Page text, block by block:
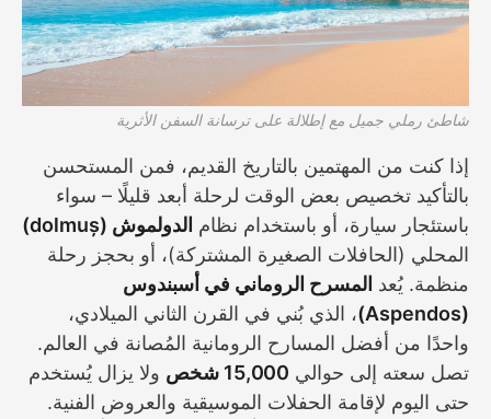
شاطئ رملي جميل مع إطلالة على ترسانة السفن الأثرية
إذا كنت من المهتمين بالتاريخ القديم، فمن المستحسن
بالتأكيد تخصيص بعض الوقت لرحلة أبعد قليلًا – سواء
باستئجار سيارة، أو باستخدام نظام الدولموش (dolmuș)
المحلي (الحافلات الصغيرة المشتركة)، أو بحجز رحلة
منظمة. يُعد المسرح الروماني في أسبندوس
(Aspendos)
، الذي بُني في القرن الثاني الميلادي،
واحدًا من أفضل المسارح الرومانية المُصانة في العالم.
تصل سعته إلى حوالي 15,000 شخص
ولا يزال يُستخدم
حتى اليوم لإقامة الحفلات الموسيقية والعروض الفنية.